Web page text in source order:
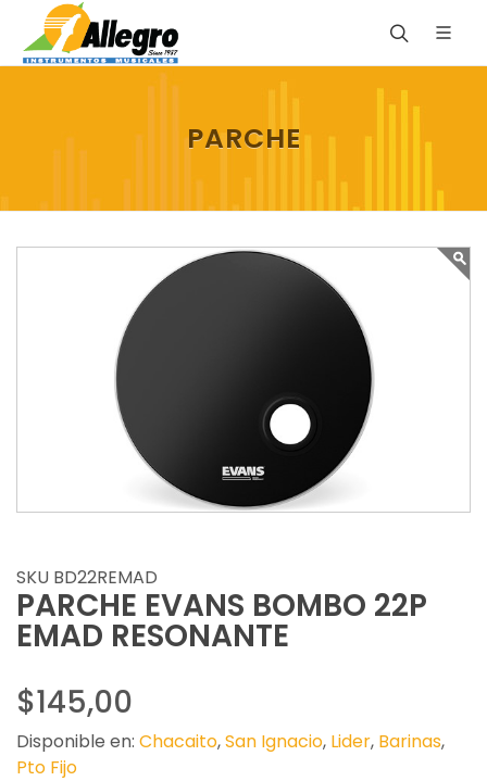
PARCHE
SKU BD22REMAD
PARCHE EVANS BOMBO 22P
EMAD RESONANTE
$145,00
Disponible en: Chacaito,San Ignacio, Lider, Barinas,
Pto Fijo